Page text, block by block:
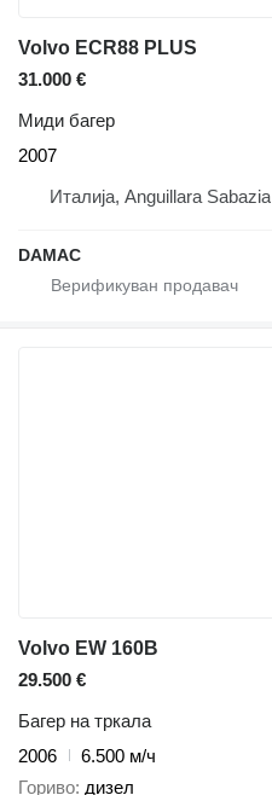
Volvo ECR88 PLUS
31.000 €
Миди багер
2007
Италија, Anguillara Sabazia
DAMAC
Volvo EW 160B
29.500 €
Багер на тркала
2006
6.500 м/ч
Гориво дизел